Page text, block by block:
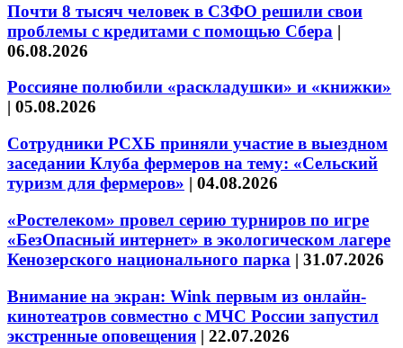
Почти 8 тысяч человек в СЗФО решили свои
проблемы с кредитами с помощью Сбера |
06.08.2026
Россияне полюбили «раскладушки» и «книжки»
| 05.08.2026
Сотрудники РСХБ приняли участие в выездном
заседании Клуба фермеров на тему: «Сельский
туризм для фермеров» | 04.08.2026
«Ростелеком» провел серию турниров по игре
«БезОпасный интернет» в экологическом лагере
Кенозерского национального парка | 31.07.2026
Внимание на экран: Wink первым из онлайн-
кинотеатров совместно с МЧС России запустил
экстренные оповещения | 22.07.2026